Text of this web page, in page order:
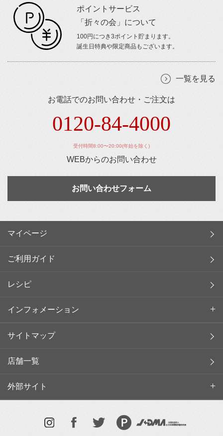
ポイントサービス
「折々の会」について
100円につき3ポイント貯まります。
誕生日特典や限定商品もございます。
一覧を見る
お電話でのお問い合わせ・ご注文は
0120-84-4000
受付時間8:00〜20:00(年始を除く)
WEBからのお問い合わせ
お問い合わせフォーム
マイページ
ご利用ガイド
レシピ
インフォメーション
サイトマップ
店舗一覧
外部サイト